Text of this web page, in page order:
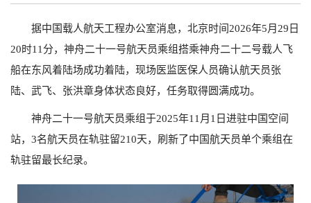
据中国载人航天工程办公室消息，北京时间2026年5月29日
20时11分，神舟二十一号航天员乘组搭乘神舟二十二号载人飞
船在东风着陆场成功着陆，现场医监医保人员确认航天员张
陆、武飞、张洪章身体状态良好，任务取得圆满成功。
神舟二十一号航天员乘组于2025年11月1日进驻中国空间
站，3名航天员在轨驻留210天，刷新了中国航天员单个乘组在
轨驻留最长纪录。